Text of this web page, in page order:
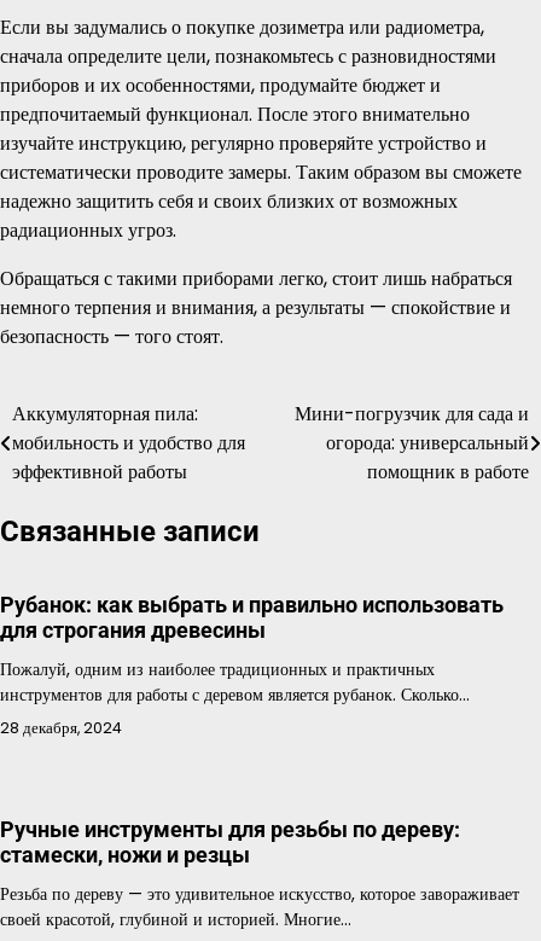
Если вы задумались о покупке дозиметра или радиометра,
сначала определите цели, познакомьтесь с разновидностями
приборов и их особенностями, продумайте бюджет и
предпочитаемый функционал. После этого внимательно
изучайте инструкцию, регулярно проверяйте устройство и
систематически проводите замеры. Таким образом вы сможете
надежно защитить себя и своих близких от возможных
радиационных угроз.
Обращаться с такими приборами легко, стоит лишь набраться
немного терпения и внимания, а результаты — спокойствие и
безопасность — того стоят.
Навигация
по
Аккумуляторная пила:
мобильность и удобство для
эффективной работы
Мини-погрузчик для сада и
огорода: универсальный
помощник в работе
Связанные записи
Рубанок: как выбрать и правильно использовать
для строгания древесины
Пожалуй, одним из наиболее традиционных и практичных
инструментов для работы с деревом является рубанок. Сколько…
28 декабря, 2024
Ручные инструменты для резьбы по дереву:
стамески, ножи и резцы
Резьба по дереву — это удивительное искусство, которое завораживает
своей красотой, глубиной и историей. Многие…